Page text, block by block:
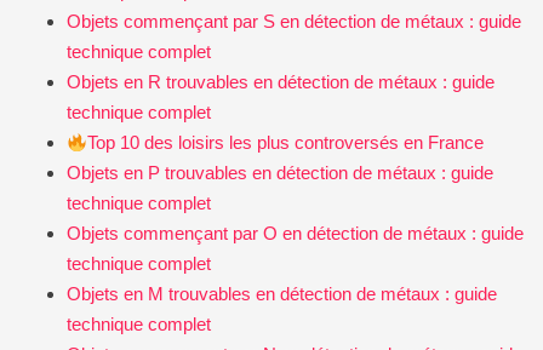
Objets commençant par S en détection de métaux : guide
technique complet
Objets en R trouvables en détection de métaux : guide
technique complet
Top 10 des loisirs les plus controversés en France
Objets en P trouvables en détection de métaux : guide
technique complet
Objets commençant par O en détection de métaux : guide
technique complet
Objets en M trouvables en détection de métaux : guide
technique complet